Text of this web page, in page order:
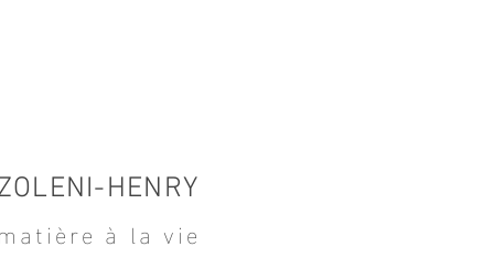
HENRY
à la vie